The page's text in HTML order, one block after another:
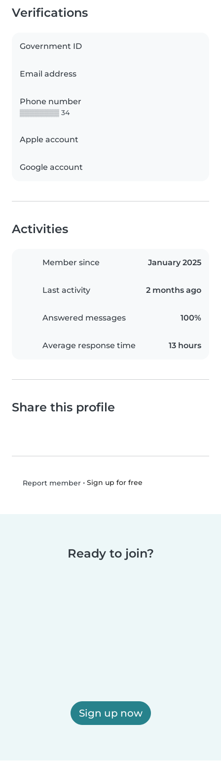
Verifications
Government ID
Email address
Phone number
▒▒▒▒▒▒▒▒ 34
Apple account
Google account
Activities
Member since January 2025
Last activity 2 months ago
Answered messages 100%
Average response time 13 hours
Share this profile
Report member• Sign up for free
Ready to join?
Sign up now